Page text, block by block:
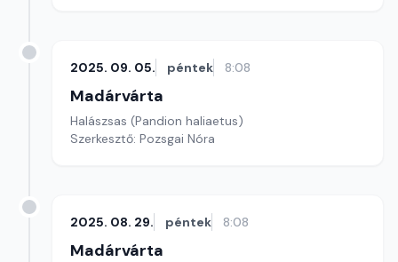
2025. 09. 05. péntek 8:08
Madárvárta
Halászsas (Pandion haliaetus)
Szerkesztő: Pozsgai Nóra
2025. 08. 29. péntek 8:08
Madárvárta